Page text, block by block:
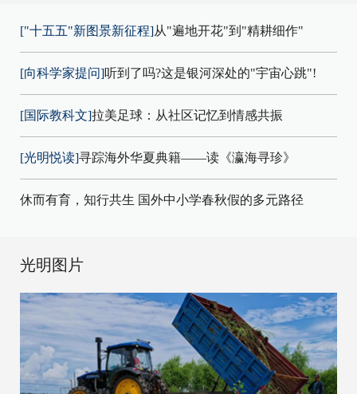
["十五五"新图景新征程]从"遍地开花"到"精耕细作"
[向科学家提问]听到了吗?这是银河深处的"宇宙心跳"!
[国际教科文]拉美足球：从社区记忆到情感共振
[光明悦读]寻踪海外华夏典籍——读《瀛海寻珍》
休而有育，知行共生 国外中小学春秋假的多元路径
光明图片